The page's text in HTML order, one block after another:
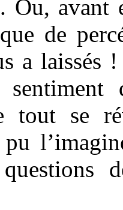
Ou, avant
de
a laissés
tout se
pu
questions